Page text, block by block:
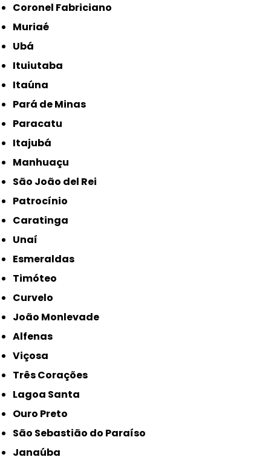
Coronel Fabriciano
Muriaé
Ubá
Ituiutaba
Itaúna
Pará de Minas
Paracatu
Itajubá
Manhuaçu
São João del Rei
Patrocínio
Caratinga
Unaí
Esmeraldas
Timóteo
Curvelo
João Monlevade
Alfenas
Viçosa
Três Corações
Lagoa Santa
Ouro Preto
São Sebastião do Paraíso
Janaúba